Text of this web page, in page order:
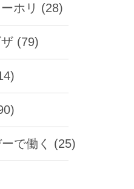
ホリ (28)
(79)
で働く (25)